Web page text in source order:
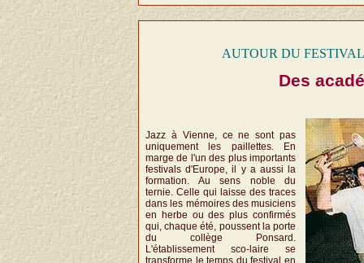
AUTOUR DU FESTIVAL
Des
Jazz à Vienne, ce ne sont pas
uniquement les paillettes. En
marge de l'un des plus importants
festivals d'Europe, il y a aussi la
formation. Au sens noble du
ternie. Celle qui laisse des traces
dans les mémoires des musiciens
en herbe ou des plus confirmés
qui, chaque été, poussent la porte
du collège Ponsard.
L'établissement sco-laire se